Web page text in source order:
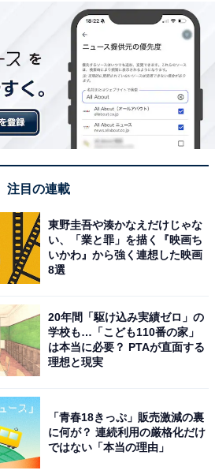
注目の連載
東野圭吾や湊かなえだけじゃな
い、「業と罪」を描く『映画ち
いかわ』から強く連想した映画
8選
20年間「駆け込み実績ゼロ」の
学校も…「こども110番の家」
は本当に必要？ PTAが直面する
理想と現実
「青春18きっぷ」販売激減の裏
に何が？ 連続利用の厳格化だけ
ではない「本当の理由」